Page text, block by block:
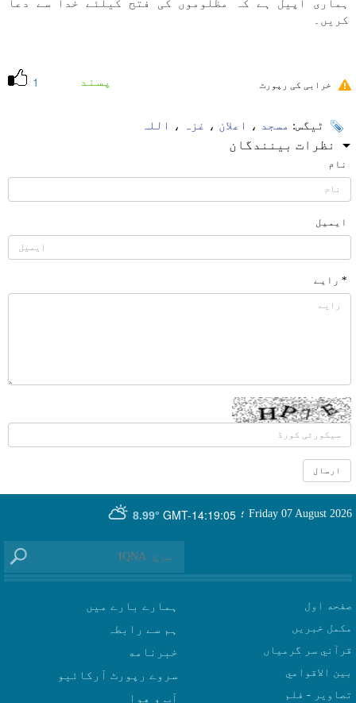
ہماری اپیل ہے کہ مظلوموں کی فتح کیلئے خدا سے دعا
کریں۔
1 پسند خرابی کی رپورٹ
ٹیگس: مسجد ، اعلان ، غزہ ، اللہ
نظرات بینندگان
نام
ایمیل
* رایے
GMT-14:19:05
8.99° Friday 07 August 2026 ؛
صفحه اول
مکمل خبریں
قرآني سر گرمياں
بين الاقوامي
تصاوير - فلم
ہمارے بارے میں
ہم سے رابطہ
سروے رپورٹ آرکائیو
آب و هوا